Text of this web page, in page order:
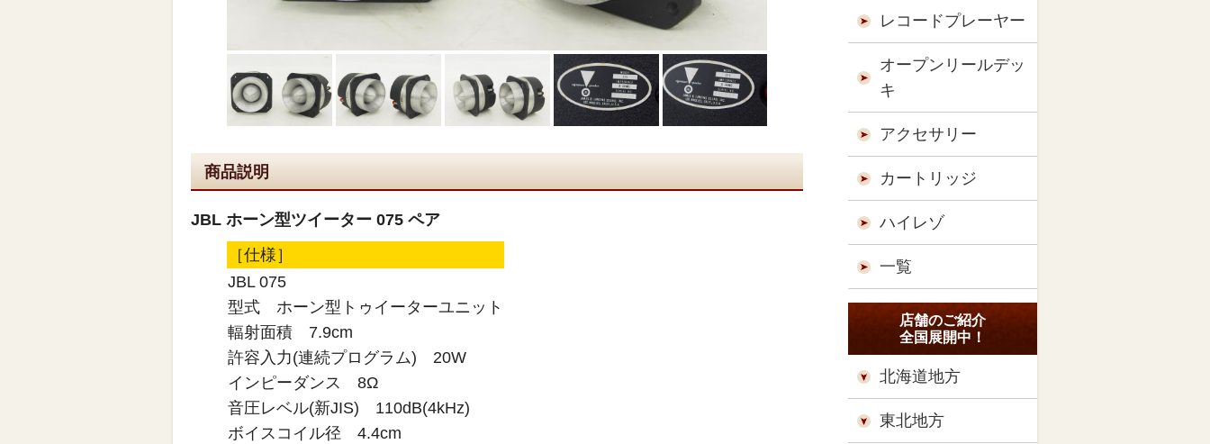
商品説明
JBL ホーン型ツイーター 075 ペア
［仕様］
JBL 075
型式 ホーン型トゥイーターユニット
輻射面積 7.9cm
許容入力(連続プログラム) 20W
インピーダンス 8Ω
音圧レベル(新JIS) 110dB(4kHz)
ボイスコイル径 4.4cm
レコードプレーヤー
オープンリールデッ
キ
アクセサリー
カートリッジ
ハイレゾ
一覧
店舗のご紹介
全国展開中！
北海道地方
東北地方